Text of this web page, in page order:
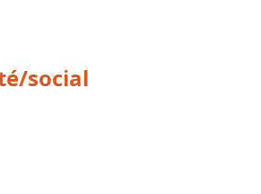
social